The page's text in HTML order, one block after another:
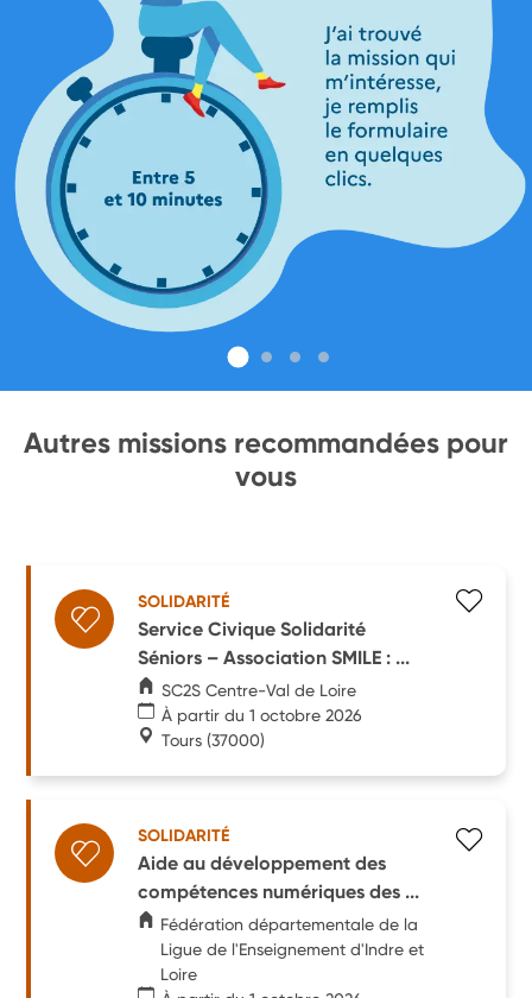
Autres missions recommandées pour
vous
SOLIDARITÉ
Service Civique Solidarité
Séniors – Association SMILE : ...
SC2S Centre-Val de Loire
À partir du 1 octobre 2026
Tours (37000)
SOLIDARITÉ
Aide au développement des
compétences numériques des ...
Fédération départementale de la
Ligue de l'Enseignement d'Indre et
Loire